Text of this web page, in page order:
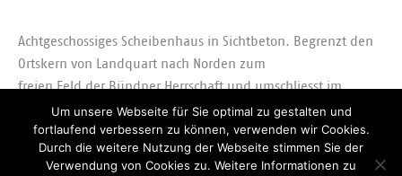
Acht­ge­schos­si­ges Schei­ben­haus in Sicht­be­ton. Be­grenzt den
Orts­kern von Land­quart nach Nor­den zum
frei­en Feld der Bünd­ner Herr­schaft und um­schliesst im
Süden, zu­sam­men mit dem En­sem­ble des Büro­ge­bäu­des
der ÖKK, ei­nen Wohn­hof mit Gar­ten. Die Ei­gen­tums­woh­nun­
gen durch­drin­gen den schma­len
Um unsere Webseite für Sie optimal zu gestalten und
fortlaufend verbessern zu können, verwenden wir Cookies.
Durch die weitere Nutzung der Webseite stimmen Sie der
Verwendung von Cookies zu. Weitere Informationen zu